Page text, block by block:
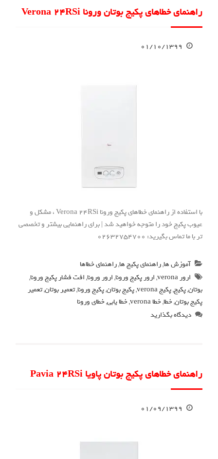
راهنمای خطاهای پکیج بوتان ورونا Verona 24RSi
۰۱/۱۰/۱۳۹۹
با استفاده از راهنمای خطاهای پکیج ورونا Verona 24RSi ، مشکل و
عیوب پکیج خود را متوجه خواهید شد | برای راهنمایی بیشتر و تخصصی
تر با ما تماس بگیرید: 02632754700
آموزش ها,راهنمای پکیج ها,راهنمای خطاها
ارور verona
,ارور پکیج ورونا,ارور ورونا,افت فشار پکیج ورونا,
بوتان,پکیج,پکیج verona ,پکیج بوتان,پکیج ورونا,تعمیر بوتان,تعمیر
پکیج بوتان,خطا,خطا verona ,خطا یابی,خطای ورونا
دیدگاه بگذارید
راهنمای خطاهای پکیج بوتان پاویا Pavia 24RSi
۰۱/۰۹/۱۳۹۹